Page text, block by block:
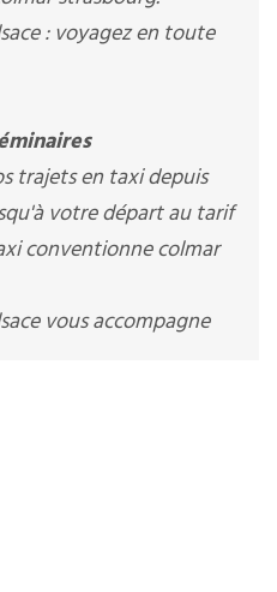
: voyagez en toute
trajets en taxi depuis
votre départ au tarif
conventionne colmar
vous accompagne